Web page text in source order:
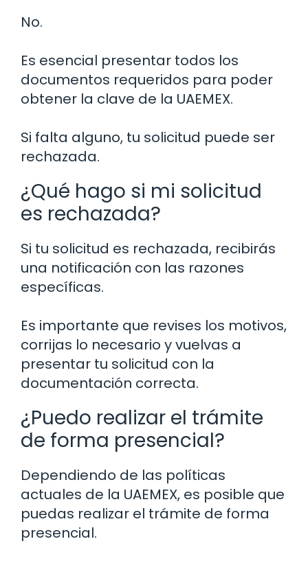
No.
Es esencial presentar todos los
documentos requeridos para poder
obtener la clave de la UAEMEX.
Si falta alguno, tu solicitud puede ser
rechazada.
¿Qué hago si mi solicitud
es rechazada?
Si tu solicitud es rechazada, recibirás
una notificación con las razones
específicas.
Es importante que revises los motivos,
corrijas lo necesario y vuelvas a
presentar tu solicitud con la
documentación correcta.
¿Puedo realizar el trámite
de forma presencial?
Dependiendo de las políticas
actuales de la UAEMEX, es posible que
puedas realizar el trámite de forma
presencial.